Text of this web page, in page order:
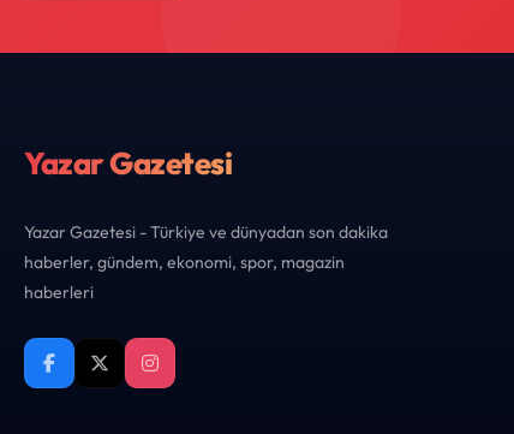
Yazar Gazetesi
Yazar Gazetesi - Türkiye ve dünyadan son dakika
haberler, gündem, ekonomi, spor, magazin
haberleri